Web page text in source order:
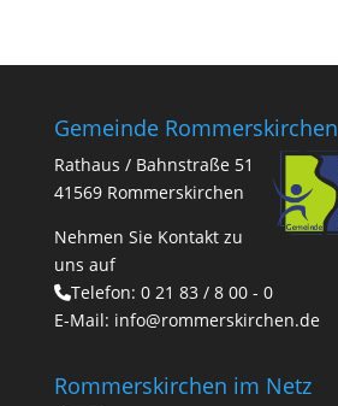
Gemeinde Rommerskirchen
Rathaus / Bahnstraße 51
41569 Rommerskirchen
Nehmen Sie Kontakt zu
uns auf
Telefon: 0 21 83 / 8 00 - 0
E-Mail: info@rommerskirchen.de
Rommerskirchen im Netz